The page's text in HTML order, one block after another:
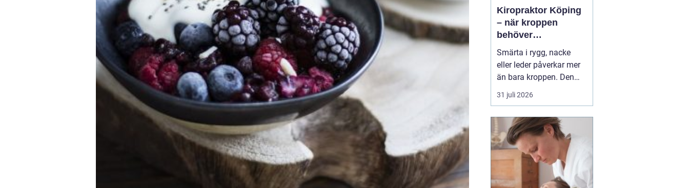
Kiropraktor Köping
– när kroppen
behöver
professionell hjälp
Smärta i rygg, nacke
eller leder påverkar mer
än bara kroppen. Den
kan störa sömnen, göra
det svårt att koncentrera
sådant som arbete,
träning och vardagliga
sysslor. M...
31 juli 2026